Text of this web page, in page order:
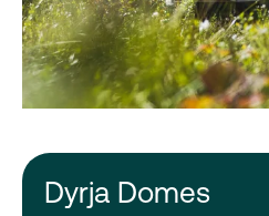
Dyrja Domes